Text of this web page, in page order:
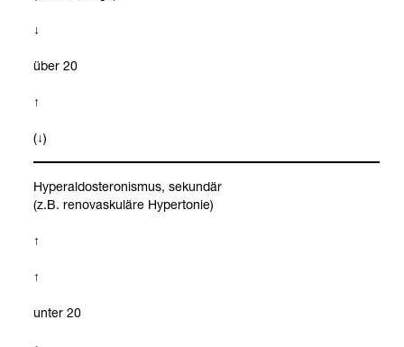
↓
über 20
↑
(↓)
Hype­r­al­dos­te­ro­nis­mus, sekun­där
(z.B. reno­vas­ku­läre Hyper­to­nie)
↑
↑
unter 20